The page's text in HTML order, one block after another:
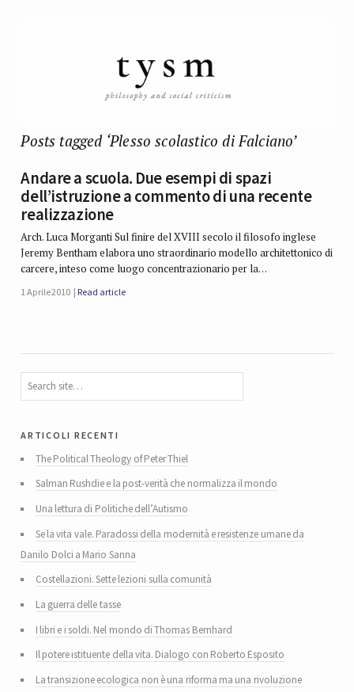
Posts tagged ‘Plesso scolastico di Falciano’
Andare a scuola. Due esempi di spazi
dell’istruzione a commento di una recente
realizzazione
Arch. Luca Morganti Sul finire del XVIII secolo il filosofo inglese
Jeremy Bentham elabora uno straordinario modello architetto­nico di
carcere, inteso come luogo concentrazionario per la…
1 Aprile 2010 Read article
articoli recenti
The Political Theology of Peter Thiel
Salman Rushdie e la post-verità che normalizza il mondo
Una lettura di Politiche dell’Autismo
Se la vita vale. Paradossi della modernità e resistenze umane da
Danilo Dolci a Mario Sanna
Costellazioni. Sette lezioni sulla comunità
La guerra delle tasse
I libri e i soldi. Nel mondo di Thomas Bernhard
Il potere istituente della vita. Dialogo con Roberto Esposito
La transizione ecologica non è una riforma ma una rivoluzione